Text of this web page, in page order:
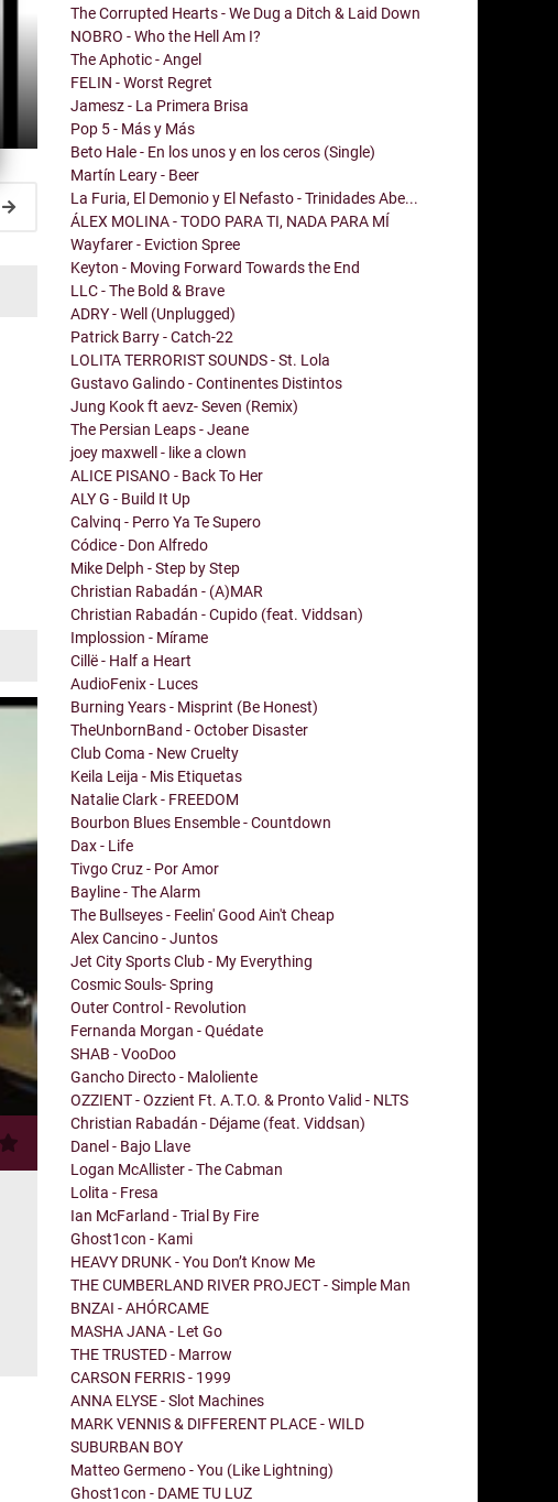
The Corrupted Hearts - We Dug a Ditch & Laid Down
NOBRO - Who the Hell Am I?
The Aphotic - Angel
FELIN - Worst Regret
Jamesz - La Primera Brisa
Pop 5 - Más y Más
Beto Hale - En los unos y en los ceros (Single)
Martín Leary - Beer
La Furia, El Demonio y El Nefasto - Trinidades Abe...
ÁLEX MOLINA - TODO PARA TI, NADA PARA MÍ
Wayfarer - Eviction Spree
Keyton - Moving Forward Towards the End
LLC - The Bold & Brave
ADRY - Well (Unplugged)
Patrick Barry - Catch-22
LOLITA TERRORIST SOUNDS - St. Lola
Gustavo Galindo - Continentes Distintos
Jung Kook ft aevz- Seven (Remix)
The Persian Leaps - Jeane
joey maxwell - like a clown
ALICE PISANO - Back To Her
ALY G - Build It Up
Calvinq - Perro Ya Te Supero
Códice - Don Alfredo
Mike Delph - Step by Step
Christian Rabadán - (A)MAR
Christian Rabadán - Cupido (feat. Viddsan)
Implossion - Mírame
Cillë - Half a Heart
AudioFenix - Luces
Burning Years - Misprint (Be Honest)
TheUnbornBand - October Disaster
Club Coma - New Cruelty
Keila Leija - Mis Etiquetas
Natalie Clark - FREEDOM
Bourbon Blues Ensemble - Countdown
Dax - Life
Tivgo Cruz - Por Amor
Bayline - The Alarm
The Bullseyes - Feelin' Good Ain't Cheap
Alex Cancino - Juntos
Jet City Sports Club - My Everything
Cosmic Souls- Spring
Outer Control - Revolution
Fernanda Morgan - Quédate
SHAB - VooDoo
Gancho Directo - Maloliente
OZZIENT - Ozzient Ft. A.T.O. & Pronto Valid - NLTS
Christian Rabadán - Déjame (feat. Viddsan)
Danel - Bajo Llave
Logan McAllister - The Cabman
Lolita - Fresa
Ian McFarland - Trial By Fire
Ghost1con - Kami
HEAVY DRUNK - You Don’t Know Me
THE CUMBERLAND RIVER PROJECT - Simple Man
BNZAI - AHÓRCAME
MASHA JANA - Let Go
THE TRUSTED - Marrow
CARSON FERRIS - 1999
ANNA ELYSE - Slot Machines
MARK VENNIS & DIFFERENT PLACE - WILD
SUBURBAN BOY
Matteo Germeno - You (Like Lightning)
Ghost1con - DAME TU LUZ